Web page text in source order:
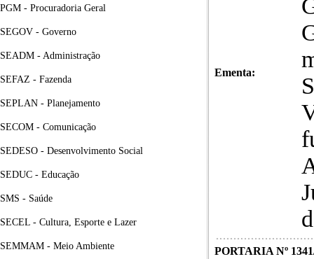
PGM - Procuradoria Geral
SEGOV - Governo
SEADM - Administração
SEFAZ - Fazenda
SEPLAN - Planejamento
SECOM - Comunicação
SEDESO - Desenvolvimento Social
SEDUC - Educação
SMS - Saúde
SECEL - Cultura, Esporte e Lazer
SEMMAM - Meio Ambiente
Ementa:
PORTARIA Nº